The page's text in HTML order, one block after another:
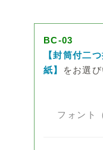
BC-03
【封筒付二
紙】
をお選
フォント